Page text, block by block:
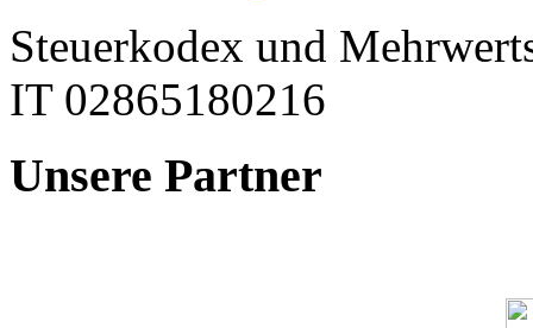
Steuerkodex und
IT 02865180216
Unsere Partner